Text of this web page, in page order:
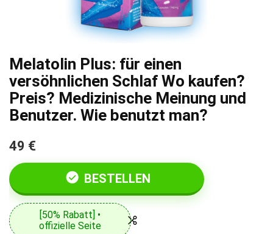
Melatolin Plus: für einen
versöhnlichen Schlaf Wo kaufen?
Preis? Medizinische Meinung und
Benutzer. Wie benutzt man?
49 €
BESTELLEN
[50% Rabatt] •
offizielle Seite